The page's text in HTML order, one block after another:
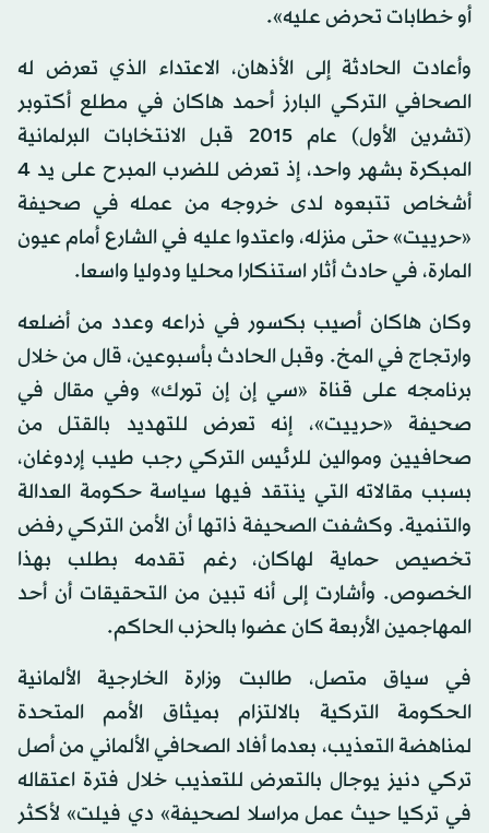
أو خطابات تحرض عليه».
وأعادت الحادثة إلى الأذهان، الاعتداء الذي تعرض له
الصحافي التركي البارز أحمد هاكان في مطلع أكتوبر
(تشرين الأول) عام 2015 قبل الانتخابات البرلمانية
المبكرة بشهر واحد، إذ تعرض للضرب المبرح على يد 4
أشخاص تتبعوه لدى خروجه من عمله في صحيفة
«حرييت» حتى منزله، واعتدوا عليه في الشارع أمام عيون
المارة، في حادث أثار استنكارا محليا ودوليا واسعا.
وكان هاكان أصيب بكسور في ذراعه وعدد من أضلعه
وارتجاج في المخ. وقبل الحادث بأسبوعين، قال من خلال
برنامجه على قناة «سي إن إن تورك» وفي مقال في
صحيفة «حرييت»، إنه تعرض للتهديد بالقتل من
صحافيين وموالين للرئيس التركي رجب طيب إردوغان،
بسبب مقالاته التي ينتقد فيها سياسة حكومة العدالة
والتنمية. وكشفت الصحيفة ذاتها أن الأمن التركي رفض
تخصيص حماية لهاكان، رغم تقدمه بطلب بهذا
الخصوص. وأشارت إلى أنه تبين من التحقيقات أن أحد
المهاجمين الأربعة كان عضوا بالحزب الحاكم.
في سياق متصل، طالبت وزارة الخارجية الألمانية
الحكومة التركية بالالتزام بميثاق الأمم المتحدة
لمناهضة التعذيب، بعدما أفاد الصحافي الألماني من أصل
تركي دنيز يوجال بالتعرض للتعذيب خلال فترة اعتقاله
في تركيا حيث عمل مراسلا لصحيفة» دي فيلت» لأكثر